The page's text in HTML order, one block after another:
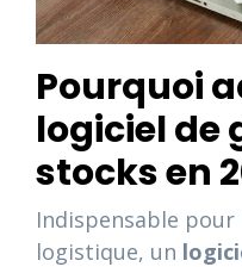
Pourquoi
logiciel de
stocks en
Indispensable
logistique, un